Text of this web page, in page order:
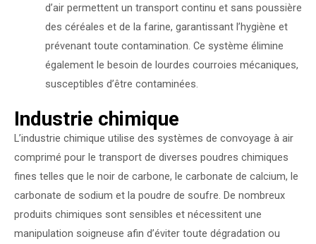
d’air permettent un transport continu et sans poussière
des céréales et de la farine, garantissant l’hygiène et
prévenant toute contamination. Ce système élimine
également le besoin de lourdes courroies mécaniques,
susceptibles d’être contaminées.
Industrie chimique
L’industrie chimique utilise des systèmes de convoyage à air
comprimé pour le transport de diverses poudres chimiques
fines telles que le noir de carbone, le carbonate de calcium, le
carbonate de sodium et la poudre de soufre. De nombreux
produits chimiques sont sensibles et nécessitent une
manipulation soigneuse afin d’éviter toute dégradation ou